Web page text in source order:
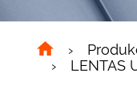
LENTAS